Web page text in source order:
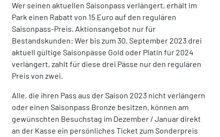
Wer seinen aktuellen Saisonpass verlängert, erhält im
Park einen Rabatt von 15 Euro auf den regulären
Saisonpass-Preis. Aktionsangebot nur für
Bestandskunden: Wer bis zum 30. September 2023 drei
aktuell gültige Saisonpässe Gold oder Platin für 2024
verlängert, zahlt für diese drei Pässe nur den regulären
Preis von zwei.
Alle, die ihren Pass aus der Saison 2023 nicht verlängern
oder einen Saisonpass Bronze besitzen, können am
gewünschten Besuchstag im Dezember / Januar direkt
an der Kasse ein persönliches Ticket zum Sonderpreis